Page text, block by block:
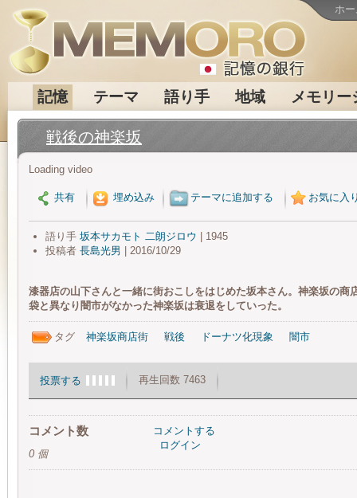
記憶 テーマ 語り手 地域 メモリー
ホ
戦後の神楽坂
Loading video
共有 埋め込み テーマに追加する お気に入
語り手 坂本サカモト 二朗ジロウ
| 1945
投稿者 長島光男 | 2016/10/29
漆器店の山下さんと一緒に街おこしをはじめた坂本さん。神楽坂の商
袋と異なり闇市がなかった神楽坂は衰退をしていった。
タグ 神楽坂商店街 戦後 ドーナツ化現象 闇市
投票する 再生回数 7463
コメント数
0 個
コメントする
ログイン